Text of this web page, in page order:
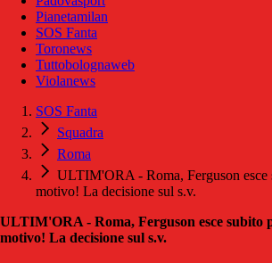
Pianetamilan
SOS Fanta
Toronews
Tuttobolognaweb
Violanews
SOS Fanta
Squadra
Roma
ULTIM'ORA - Roma, Ferguson
motivo! La decisione sul s.v.
ULTIM'ORA - Roma, Ferguson esce subito
motivo! La decisione sul s.v.